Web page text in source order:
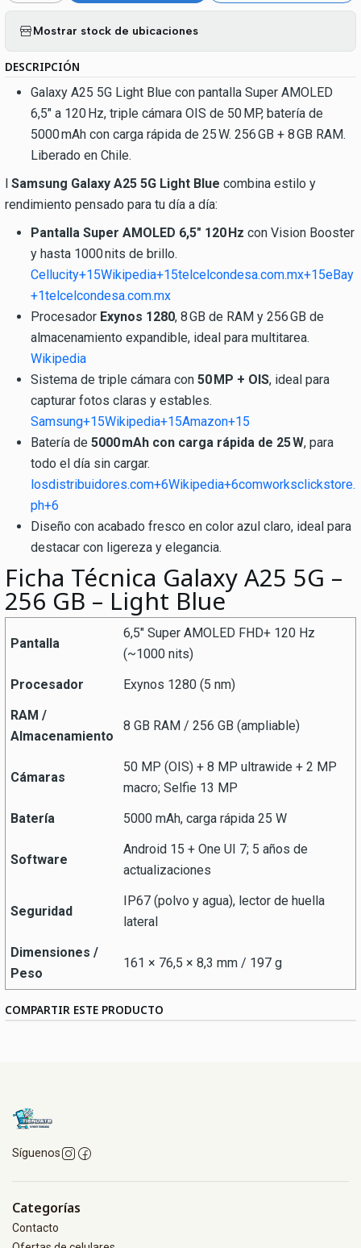
Mostrar stock de ubicaciones
DESCRIPCIÓN
Galaxy A25 5G Light Blue con pantalla Super AMOLED
6,5″ a 120 Hz, triple cámara OIS de 50 MP, batería de
5000 mAh con carga rápida de 25 W. 256 GB + 8 GB RAM.
Liberado en Chile.
l Samsung Galaxy A25 5G Light Blue combina estilo y
rendimiento pensado para tu día a día:
Pantalla Super AMOLED 6,5" 120 Hz con Vision Booster
y hasta 1000 nits de brillo.
Cellucity+15Wikipedia+15telcelcondesa.com.mx+15eBay
+1telcelcondesa.com.mx
Procesador Exynos 1280, 8 GB de RAM y 256 GB de
almacenamiento expandible, ideal para multitarea.
Wikipedia
Sistema de triple cámara con 50 MP + OIS, ideal para
capturar fotos claras y estables.
Samsung+15Wikipedia+15Amazon+15
Batería de 5000 mAh con carga rápida de 25 W, para
todo el día sin cargar.
losdistribuidores.com+6Wikipedia+6comworksclickstore.
ph+6
Diseño con acabado fresco en color azul claro, ideal para
destacar con ligereza y elegancia.
Ficha Técnica Galaxy A25 5G –
256 GB – Light Blue
Pantalla
6,5″ Super AMOLED FHD+ 120 Hz
(~1000 nits)
Procesador
Exynos 1280 (5 nm)
RAM /
Almacenamiento
8 GB RAM / 256 GB (ampliable)
Cámaras
50 MP (OIS) + 8 MP ultrawide + 2 MP
macro; Selfie 13 MP
Batería
5000 mAh, carga rápida 25 W
Software
Android 15 + One UI 7; 5 años de
actualizaciones
Seguridad
IP67 (polvo y agua), lector de huella
lateral
Dimensiones /
Peso
161 × 76,5 × 8,3 mm / 197 g
COMPARTIR ESTE PRODUCTO
Síguenos
Categorías
Contacto